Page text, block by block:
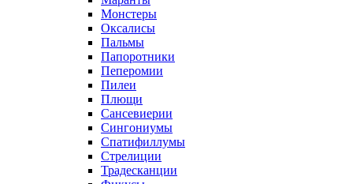
Монстеры
Оксалисы
Пальмы
Папоротники
Пеперомии
Пилеи
Плющи
Сансевиерии
Сингониумы
Спатифиллумы
Стрелиции
Традесканции